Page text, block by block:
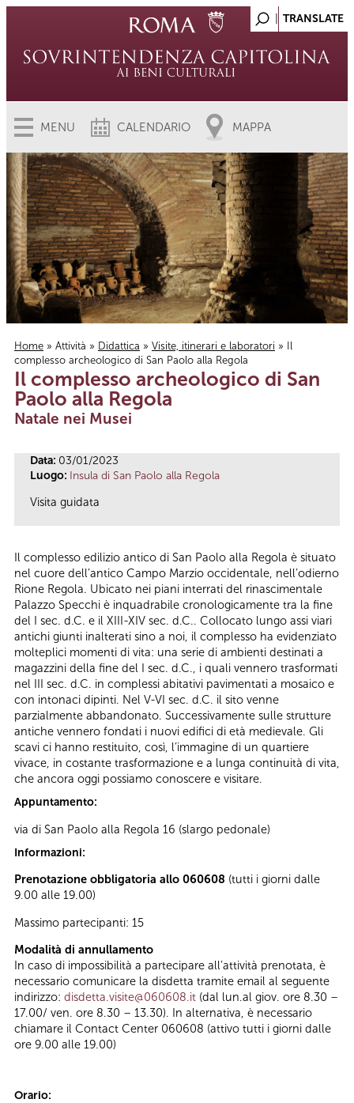
MENU CALENDARIO MAPPA
Tu sei qui
Home » Attività » Didattica » Visite, itinerari e laboratori » Il
complesso archeologico di San Paolo alla Regola
Il complesso archeologico di San
Paolo alla Regola
Natale nei Musei
Data: 03/01/2023
Luogo: Insula di San Paolo alla Regola
Visita guidata
Il complesso edilizio antico di San Paolo alla Regola è situato
nel cuore dell’antico Campo Marzio occidentale, nell’odierno
Rione Regola. Ubicato nei piani interrati del rinascimentale
Palazzo Specchi è inquadrabile cronologicamente tra la fine
del I sec. d.C. e il XIII-XIV sec. d.C.. Collocato lungo assi viari
antichi giunti inalterati sino a noi, il complesso ha evidenziato
molteplici momenti di vita: una serie di ambienti destinati a
magazzini della fine del I sec. d.C., i quali vennero trasformati
nel III sec. d.C. in complessi abitativi pavimentati a mosaico e
con intonaci dipinti. Nel V-VI sec. d.C. il sito venne
parzialmente abbandonato. Successivamente sulle strutture
antiche vennero fondati i nuovi edifici di età medievale. Gli
scavi ci hanno restituito, così, l’immagine di un quartiere
vivace, in costante trasformazione e a lunga continuità di vita,
che ancora oggi possiamo conoscere e visitare.
Appuntamento:
via di San Paolo alla Regola 16 (slargo pedonale)
Informazioni:
Prenotazione obbligatoria allo 060608 (tutti i giorni dalle
9.00 alle 19.00)
Massimo partecipanti: 15
Modalità di annullamento
In caso di impossibilità a partecipare all’attività prenotata, è
necessario comunicare la disdetta tramite email al seguente
indirizzo: disdetta.visite@060608.it (dal lun.al giov. ore 8.30 –
17.00/ ven. ore 8.30 – 13.30). In alternativa, è necessario
chiamare il Contact Center 060608 (attivo tutti i giorni dalle
ore 9.00 alle 19.00)
Orario: